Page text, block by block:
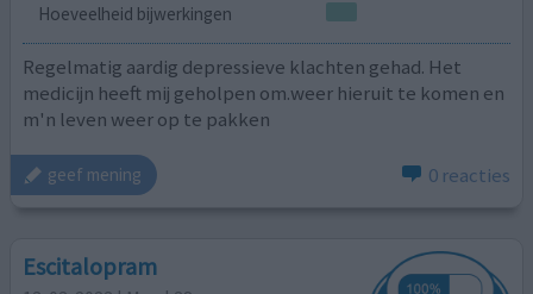
Hoeveelheid bijwerkingen
Regelmatig aardig depressieve klachten gehad. Het
medicijn heeft mij geholpen om.weer hieruit te komen en
m'n leven weer op te pakken
geef mening 0 reacties
Escitalopram